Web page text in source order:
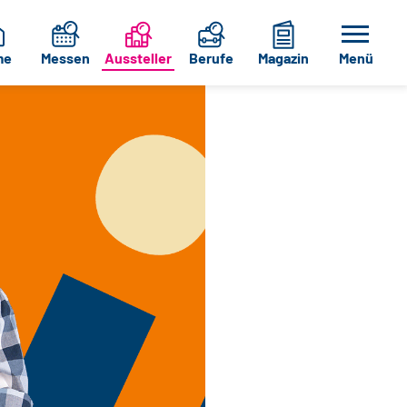
Messen Aussteller Berufe Magazin Menü